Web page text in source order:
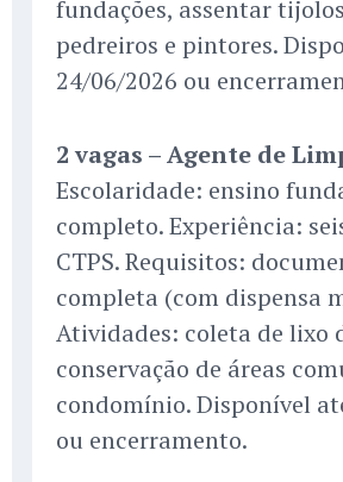
fundações, assentar
pedreiros e pintores.
24/06/2026 ou
2 vagas – Agente de
Escolaridade: ensino
completo. Experiência:
CTPS. Requisitos:
completa (com dispensa
Atividades: coleta de lixo
conservação de áreas
condomínio. Disponível
ou encerramento.